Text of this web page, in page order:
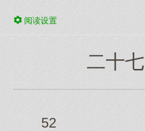
阅读设置
二十
52